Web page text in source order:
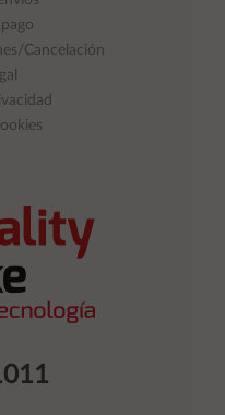
Cancelación